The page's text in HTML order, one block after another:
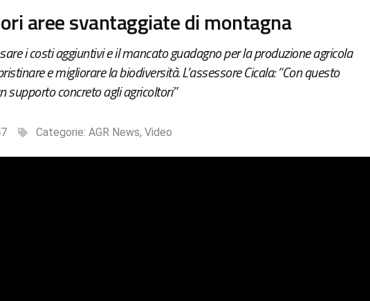
aree svantaggiate di montagna
i costi aggiuntivi e il mancato guadagno per la produzione agricola
e migliorare la biodiversità. L’assessore Cicala: “Con questo
supporto concreto agli agricoltori”
Categorie: AGR News, Video